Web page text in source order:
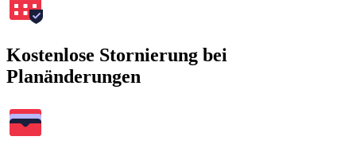
Kostenlose Stornierung bei
Planänderungen